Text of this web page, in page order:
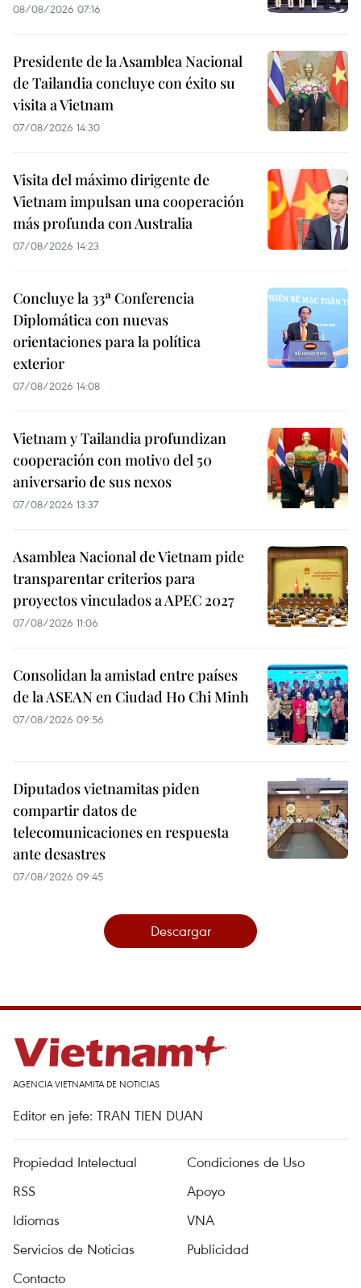
08/08/2026 07:16
Presidente de la Asamblea Nacional
de Tailandia concluye con éxito su
visita a Vietnam
07/08/2026 14:30
Visita del máximo dirigente de
Vietnam impulsan una cooperación
más profunda con Australia
07/08/2026 14:23
Concluye la 33ª Conferencia
Diplomática con nuevas
orientaciones para la política
exterior
07/08/2026 14:08
Vietnam y Tailandia profundizan
cooperación con motivo del 50
aniversario de sus nexos
07/08/2026 13:37
Asamblea Nacional de Vietnam pide
transparentar criterios para
proyectos vinculados a APEC 2027
07/08/2026 11:06
Consolidan la amistad entre países
de la ASEAN en Ciudad Ho Chi Minh
07/08/2026 09:56
Diputados vietnamitas piden
compartir datos de
telecomunicaciones en respuesta
ante desastres
07/08/2026 09:45
Descargar
AGENCIA VIETNAMITA DE NOTICIAS
Editor en jefe: TRAN TIEN DUAN
Propiedad Intelectual
Condiciones de Uso
RSS
Apoyo
Idiomas
VNA
Servicios de Noticias
Publicidad
Contacto